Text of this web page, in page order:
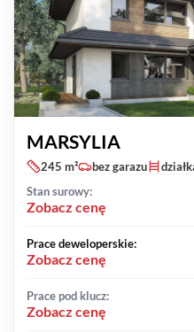
MARSYLIA
245 m² bez garazu
Stan surowy:
Zobacz cenę
Prace deweloperskie:
Zobacz cenę
Prace pod klucz:
Zobacz cenę